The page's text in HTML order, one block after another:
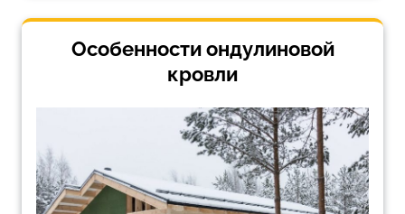
Особенности ондулиновой
кровли